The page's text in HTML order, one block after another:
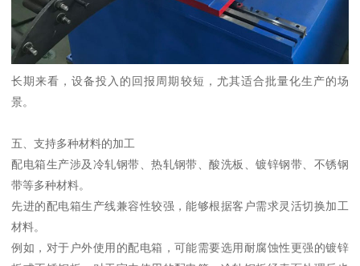
长期来看，设备投入的回报周期较短，尤其适合批量化生产的场
景。
五、支持多种材料的加工
配电箱生产涉及冷轧钢带、热轧钢带、酸洗板、镀锌钢带、不锈钢
带等多种材料。
先进的配电箱生产线兼容性较强，能够根据客户需求灵活切换加工
材料。
例如，对于户外使用的配电箱，可能需要选用耐腐蚀性更强的镀锌